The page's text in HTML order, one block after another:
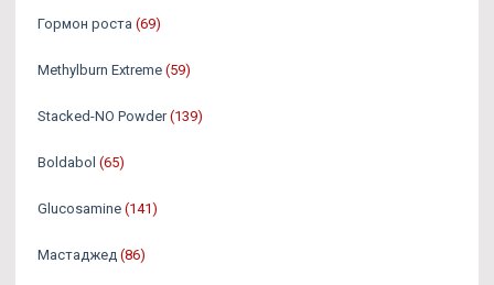
Гормон роста (69)
Methylburn Extreme (59)
Stacked-NO Powder (139)
Boldabol (65)
Glucosamine (141)
Мастаджед (86)